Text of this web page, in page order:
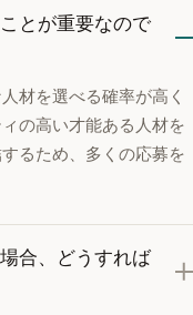
とが重要なので
材を選べる確率が高く
の高い才能ある人材を
るため、多くの応募を
合、どうすれば